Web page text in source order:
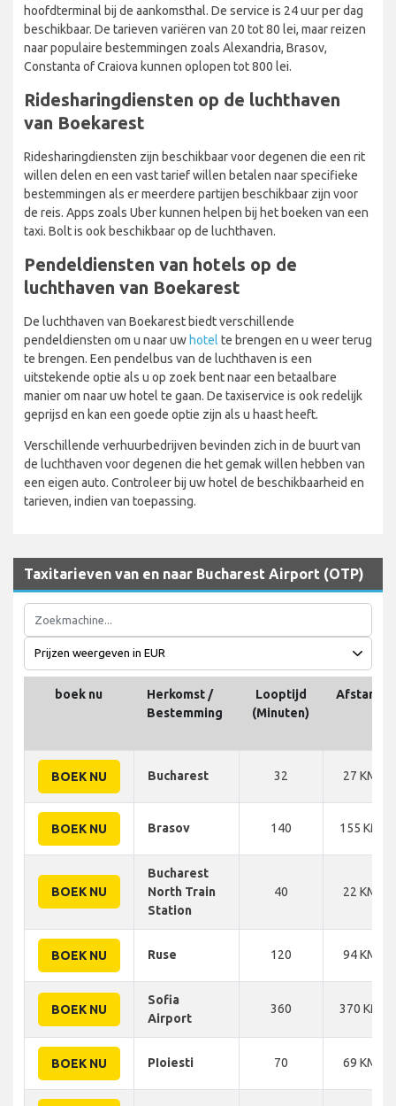
hoofdterminal bij de aankomsthal. De service is 24 uur per dag
beschikbaar. De tarieven variëren van 20 tot 80 lei, maar reizen
naar populaire bestemmingen zoals Alexandria, Brasov,
Constanta of Craiova kunnen oplopen tot 800 lei.
Ridesharingdiensten op de luchthaven
van Boekarest
Ridesharingdiensten zijn beschikbaar voor degenen die een rit
willen delen en een vast tarief willen betalen naar specifieke
bestemmingen als er meerdere partijen beschikbaar zijn voor
de reis. Apps zoals Uber kunnen helpen bij het boeken van een
taxi. Bolt is ook beschikbaar op de luchthaven.
Pendeldiensten van hotels op de
luchthaven van Boekarest
De luchthaven van Boekarest biedt verschillende
pendeldiensten om u naar uw hotel te brengen en u weer terug
te brengen. Een pendelbus van de luchthaven is een
uitstekende optie als u op zoek bent naar een betaalbare
manier om naar uw hotel te gaan. De taxiservice is ook redelijk
geprijsd en kan een goede optie zijn als u haast heeft.
Verschillende verhuurbedrijven bevinden zich in de buurt van
de luchthaven voor degenen die het gemak willen hebben van
een eigen auto. Controleer bij uw hotel de beschikbaarheid en
tarieven, indien van toepassing.
Taxitarieven van en naar Bucharest Airport (OTP)
boek nu
Herkomst /
Bestemming
Looptijd
(Minuten)
Afstand
BOEK NU Bucharest 32 27 KM
BOEK NU Brasov 140 155 KM
BOEK NU
Bucharest
North Train
Station
40 22 KM
BOEK NU Ruse 120 94 KM
BOEK NU
Sofia
Airport
360 370 KM
BOEK NU PIoiesti 70 69 KM